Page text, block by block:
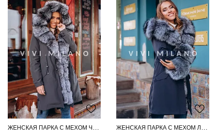
ЖЕНСКАЯ ПАРКА С МЕХОМ ЧЕРНОБУРКИ ЖЕНСКАЯ ПАРКА С МЕХОМ ЛИСЫ-ЧЕРНОБУРКИ